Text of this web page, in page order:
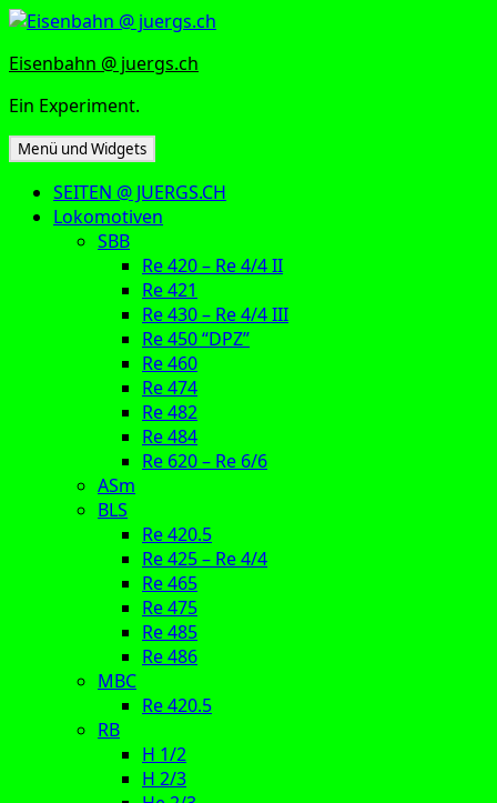
Zum
springen
Eisenbahn @ juergs.ch
Ein Experiment.
Menü und Widgets
SEITEN @ JUERGS.CH
Lokomotiven
SBB
Re 420 – Re 4/4 II
Re 421
Re 430 – Re 4/4 III
Re 450 “DPZ”
Re 460
Re 474
Re 482
Re 484
Re 620 – Re 6/6
ASm
BLS
Re 420.5
Re 425 – Re 4/4
Re 465
Re 475
Re 485
Re 486
MBC
Re 420.5
RB
H 1/2
H 2/3